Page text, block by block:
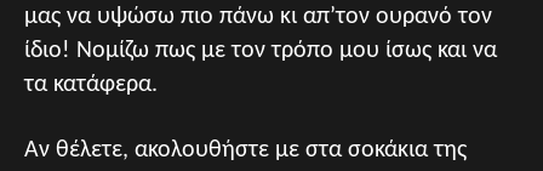
μας να υψώσω πιο πάνω κι απ’τον ουρανό τον
ίδιο! Νομίζω πως με τον τρόπο μου ίσως και να
τα κατάφερα.
Αν θέλετε, ακολουθήστε με στα σοκάκια της